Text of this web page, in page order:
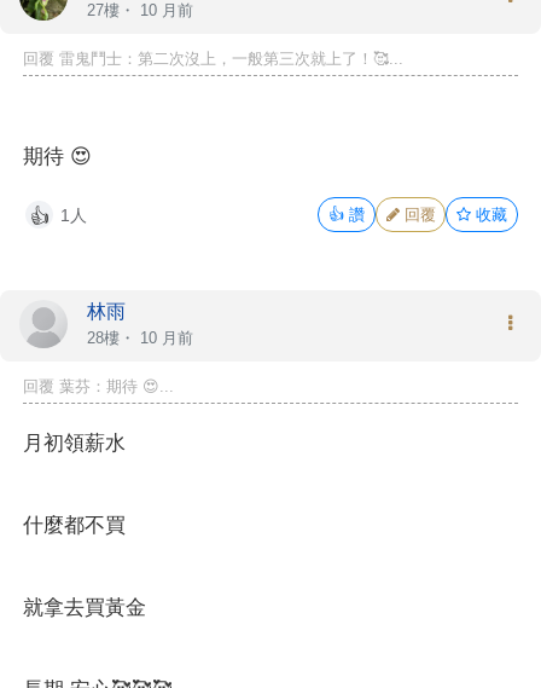
27樓・ 10 月前
回覆 雷鬼鬥士：第二次沒上，一般第三次就上了！🥰...
期待 😍
👍 1人 👍 讚 回覆 收藏
林雨
28樓・ 10 月前
回覆 葉芬：期待 😍...
月初領薪水
什麼都不買
就拿去買黃金